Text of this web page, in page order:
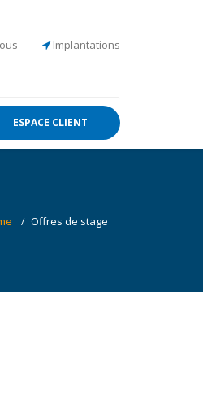
Implantations
ESPACE CLIENT
Offres de stage